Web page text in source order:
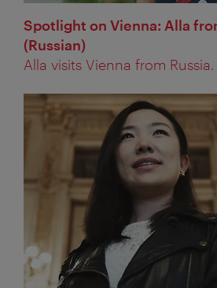
Spotlight on Vienna: Alla
(Russian)
Alla visits Vienna from Russia.